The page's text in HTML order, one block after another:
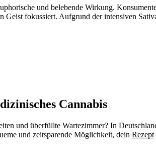
und belebende Wirkung.
Geist fokussiert. Aufgrund der intensiven
Cannabis
und überfüllte Wartezimmer? In
und zeitsparende Möglichkeit, dein Rezept